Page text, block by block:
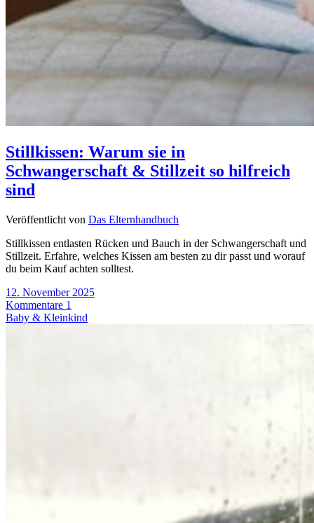
Stillkissen: Warum sie in
Schwangerschaft & Stillzeit so hilfreich
sind
Veröffentlicht von Das Elternhandbuch
Stillkissen entlasten Rücken und Bauch in der Schwangerschaft und
Stillzeit. Erfahre, welches Kissen am besten zu dir passt und worauf
du beim Kauf achten solltest.
12. November 2025
Kommentare 1
Baby & Kleinkind